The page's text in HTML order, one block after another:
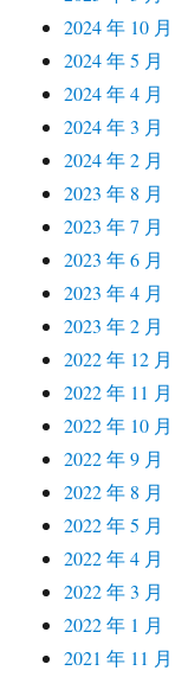
2024 年 10 月
2024 年 5 月
2024 年 4 月
2024 年 3 月
2024 年 2 月
2023 年 8 月
2023 年 7 月
2023 年 6 月
2023 年 4 月
2023 年 2 月
2022 年 12 月
2022 年 11 月
2022 年 10 月
2022 年 9 月
2022 年 8 月
2022 年 5 月
2022 年 4 月
2022 年 3 月
2022 年 1 月
2021 年 11 月